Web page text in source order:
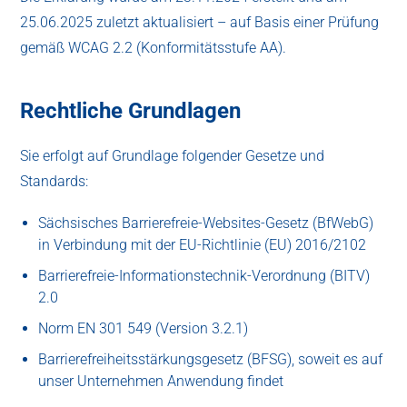
25.06.2025 zuletzt aktualisiert – auf Basis einer Prüfung
gemäß WCAG 2.2 (Konformitätsstufe AA).
Rechtliche Grundlagen
Sie erfolgt auf Grundlage folgender Gesetze und
Standards:
Sächsisches Barrierefreie-Websites-Gesetz (BfWebG)
in Verbindung mit der EU-Richtlinie (EU) 2016/2102
Barrierefreie-Informationstechnik-Verordnung (BITV)
2.0
Norm EN 301 549 (Version 3.2.1)
Barrierefreiheitsstärkungsgesetz (BFSG), soweit es auf
unser Unternehmen Anwendung findet